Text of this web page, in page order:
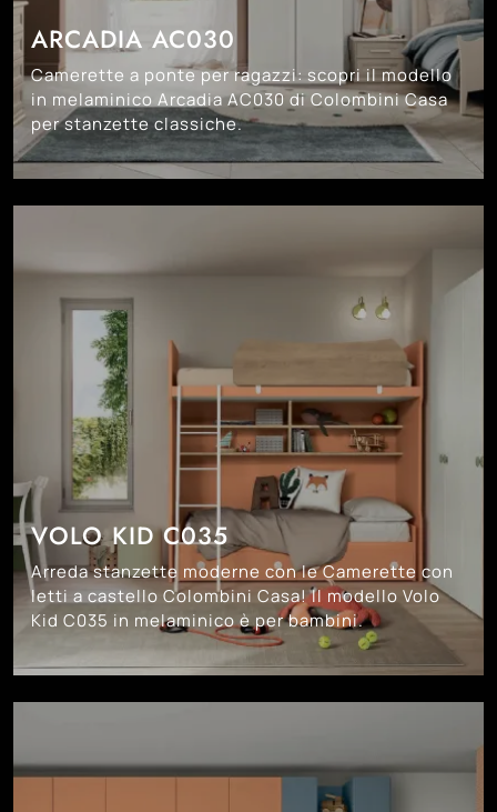
ARCADIA AC030
Camerette a ponte per ragazzi: scopri il modello
in melaminico Arcadia AC030 di Colombini Casa
per stanzette classiche.
VOLO KID C035
Arreda stanzette moderne con le Camerette con
letti a castello Colombini Casa! Il modello Volo
Kid C035 in melaminico è per bambini.